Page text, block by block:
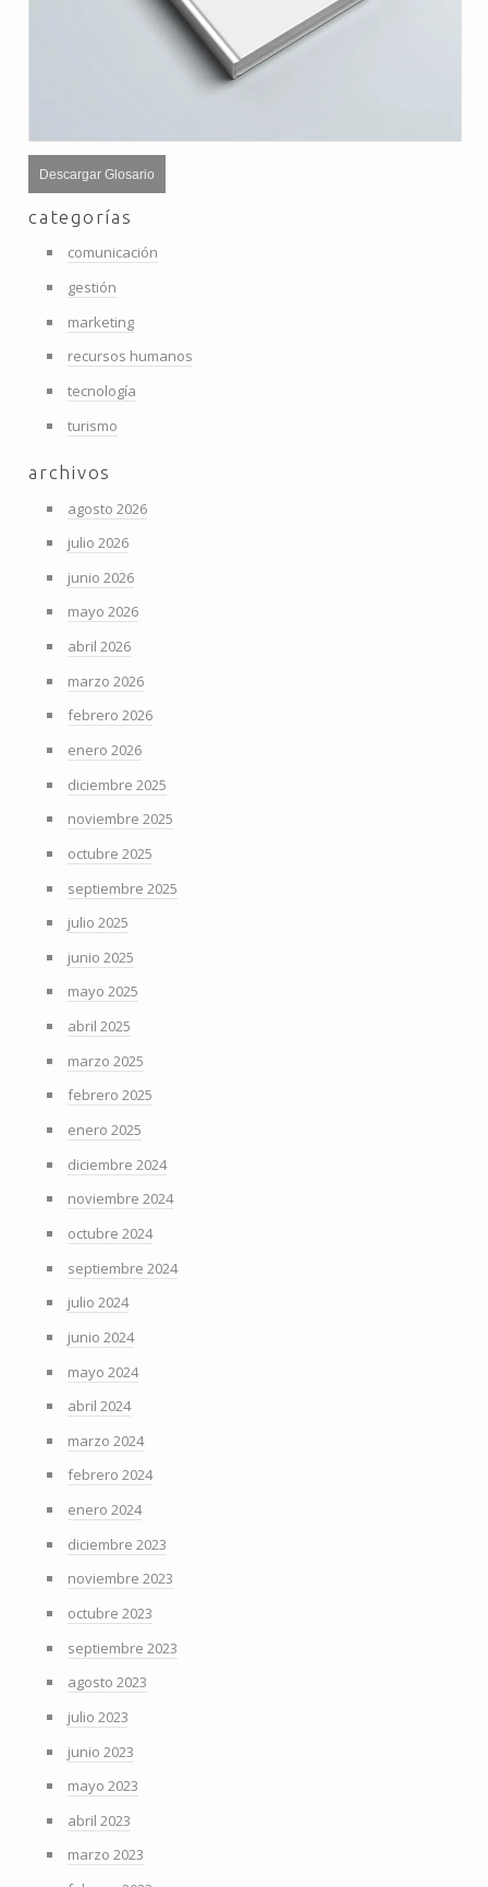
Descargar Glosario
categorías
comunicación
gestión
marketing
recursos humanos
tecnología
turismo
archivos
agosto 2026
julio 2026
junio 2026
mayo 2026
abril 2026
marzo 2026
febrero 2026
enero 2026
diciembre 2025
noviembre 2025
octubre 2025
septiembre 2025
julio 2025
junio 2025
mayo 2025
abril 2025
marzo 2025
febrero 2025
enero 2025
diciembre 2024
noviembre 2024
octubre 2024
septiembre 2024
julio 2024
junio 2024
mayo 2024
abril 2024
marzo 2024
febrero 2024
enero 2024
diciembre 2023
noviembre 2023
octubre 2023
septiembre 2023
agosto 2023
julio 2023
junio 2023
mayo 2023
abril 2023
marzo 2023